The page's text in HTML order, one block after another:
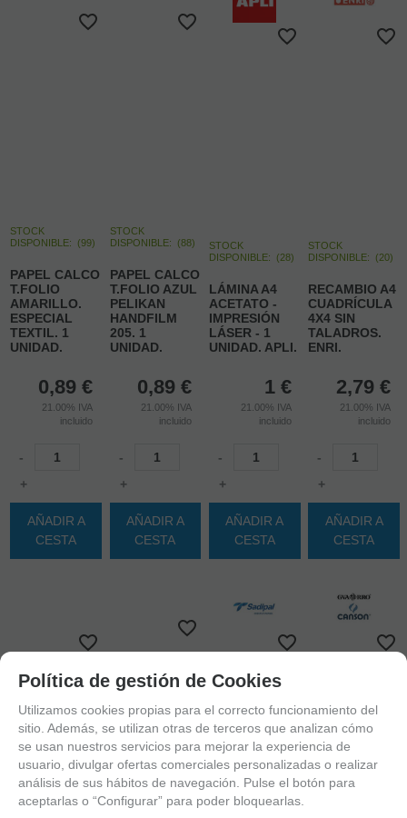
STOCK
DISPONIBLE: (99)
PAPEL CALCO
T.FOLIO
AMARILLO.
ESPECIAL
TEXTIL. 1
UNIDAD.
0,89 €
21.00% IVA
incluido
-
+
AÑADIR A
CESTA
STOCK
DISPONIBLE:
(88)
PAPEL CALCO
T.FOLIO AZUL
PELIKAN
HANDFILM
205. 1
UNIDAD.
0,89 €
21.00% IVA
incluido
-
+
AÑADIR A
CESTA
STOCK
DISPONIBLE: (28)
LÁMINA A4
ACETATO -
IMPRESIÓN
LÁSER - 1
UNIDAD. APLI.
1 €
21.00% IVA
incluido
-
+
AÑADIR A
CESTA
STOCK
DISPONIBLE: (20)
RECAMBIO A4
CUADRÍCULA
4X4 SIN
TALADROS.
ENRI.
2,79 €
21.00% IVA
incluido
-
+
AÑADIR A
CESTA
Política de gestión de Cookies
Utilizamos cookies propias para el correcto funcionamiento del
sitio. Además, se utilizan otras de terceros que analizan cómo
se usan nuestros servicios para mejorar la experiencia de
usuario, divulgar ofertas comerciales personalizadas o realizar
análisis de sus hábitos de navegación. Pulse el botón para
aceptarlas o “Configurar” para poder bloquearlas.